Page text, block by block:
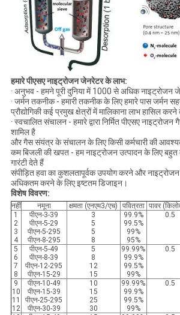
हमारे पीएसए नाइट्रोजन जेनरेटर के लाभ:
· अनुभव - हमने पूरी दुनिया में 1000 से अधिक नाइट्रोजन
· जर्मन तकनीक - हमारी तकनीक के लिए हमारे पास जर्मन
प्रौद्योगिकी कई प्रमुख क्षेत्रों में मालिकाना लाभ हासिल
· स्वचालित संचालन - हमारे द्वारा निर्मित पीएसए
शामिल है
और गैस संयंत्र के संचालन के लिए किसी कर्मचारी की
कम बिजली की खपत - हम नाइट्रोजन उत्पादन के लिए
गारंटी देते हैं
संपीड़ित हवा का कुशलतापूर्वक उपयोग करने और
अधिकतम करने के लिए इष्टतम डिजाइन।
विशेष विवरण:
नहीं नमूना क्षमता (एनएम3/एच) पवित्रता पावर
1
2
3
4
पीएन-3-39
पीएन-5-29
पीएन-5-295
पीएन-8-295
3
5
5
8
99.9%
99.5%
99%
95%
0.5
5
6
7
8
पीएन-5-49
पीएन-8-39
पीएन-12-295
पीएन-15-29
5
8
12
15
99.99%
99.9%
99.5%
99%
0.5
9
10
11
12
पीएन-10-49
पीएन-15-39
पीएन-25-295
पीएन-30-39
10
15
25
30
99.99%
99.9%
99.5%
99%
0.5